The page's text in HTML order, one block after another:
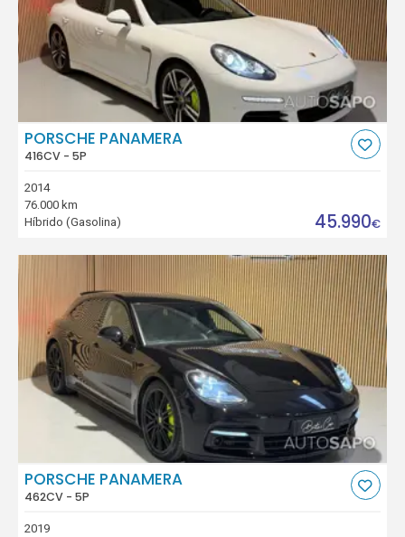
PORSCHE PANAMERA
416CV - 5P
2014
76.000 km
Híbrido (Gasolina)
45.990€
PORSCHE PANAMERA
462CV - 5P
2019